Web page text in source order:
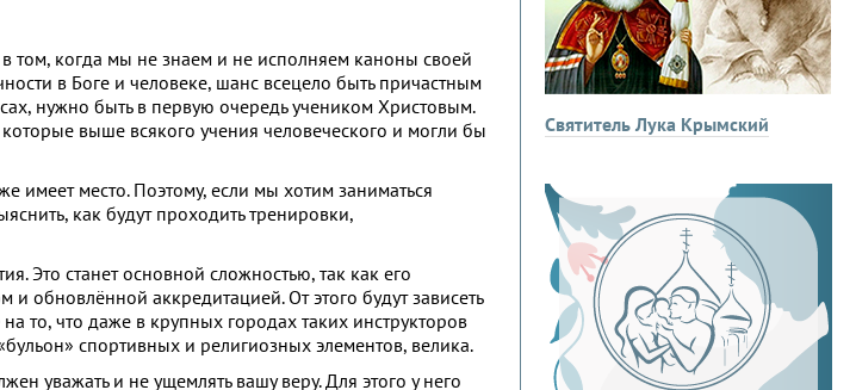
том, когда мы не знаем и не исполняем каноны своей
в Боге и человеке, шанс всецело быть причастным
нужно быть в первую очередь учеником Христовым.
выше всякого учения человеческого и могли бы
имеет место. Поэтому, если мы хотим заниматься
как будут проходить тренировки,
Это станет основной сложностью, так как его
обновлённой аккредитацией. От этого будут зависеть
то, что даже в крупных городах таких инструкторов
спортивных и религиозных элементов, велика.
уважать и не ущемлять вашу веру. Для этого у него
Святитель Лука Крымский